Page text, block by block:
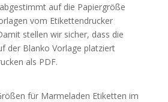
auf die Papiergröße
vom Etikettendrucker
stellen wir sicher, dass die
der Blanko Vorlage platziert
als PDF.
für Marmeladen Etiketten im